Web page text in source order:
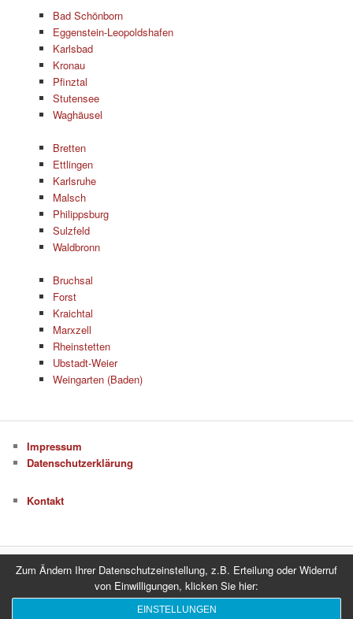
Bad Schönborn
Eggenstein-Leopoldshafen
Karlsbad
Kronau
Pfinztal
Stutensee
Waghäusel
Bretten
Ettlingen
Karlsruhe
Malsch
Philippsburg
Sulzfeld
Waldbronn
Bruchsal
Forst
Kraichtal
Marxzell
Rheinstetten
Ubstadt-Weier
Weingarten (Baden)
Impressum
Datenschutzerklärung
Kontakt
Datenschutzerklärung Stolz präsentiert von WordPress
Zum Ändern Ihrer Datenschutzeinstellung, z.B. Erteilung oder Widerruf
von Einwilligungen, klicken Sie hier:
EINSTELLUNGEN